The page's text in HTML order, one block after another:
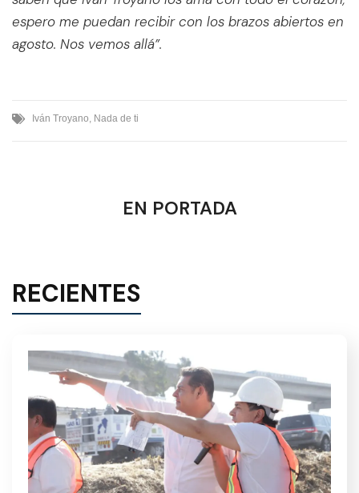
espero me puedan recibir con los brazos abiertos en
agosto. Nos vemos allá”.
Iván Troyano Nada de ti
EN PORTADA
RECIENTES